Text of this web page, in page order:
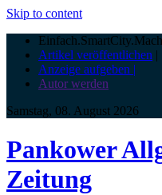
Skip to content
Artikel veröffentlichen |
Anzeige aufgeben |
Autor werden
Samstag, 08. August 2026
Pankower
Zeitung